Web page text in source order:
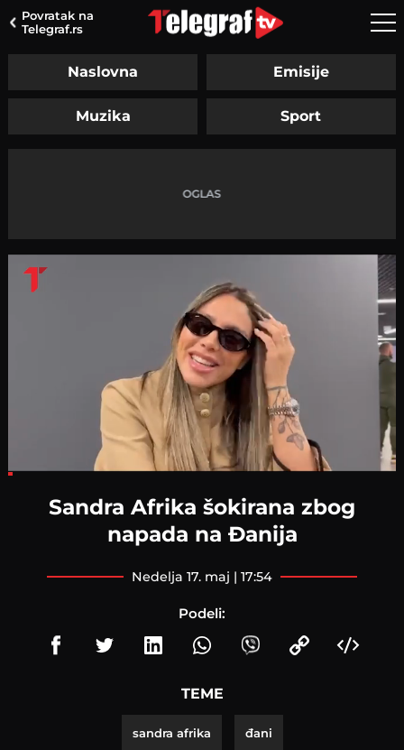
Povratak na
Telegraf.rs
Naslovna Emisije
Muzika Sport
Sandra Afrika šokirana zbog
napada na Đanija
nedelja 17. maj | 17:54
Podeli:
TEME
sandra afrika đani